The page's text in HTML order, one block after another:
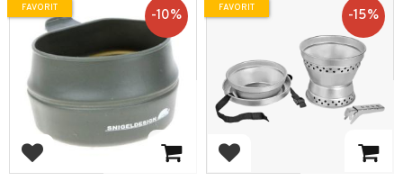
Lägg till i favoriter
10%
FAVORIT
Lägg till i favoriter
15%
FAVORIT